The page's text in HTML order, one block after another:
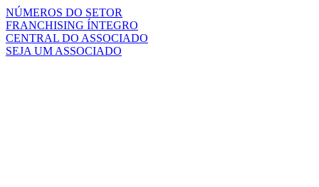
NÚMEROS DO SETOR
FRANCHISING ÍNTEGRO
CENTRAL DO ASSOCIADO
SEJA UM ASSOCIADO